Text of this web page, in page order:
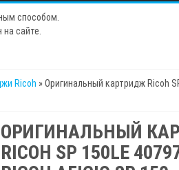
способом.
сайте.
Ricoh » Оригинальный картридж Ricoh
ОРИГИНАЛЬНЫЙ
RICOH SP 150LE